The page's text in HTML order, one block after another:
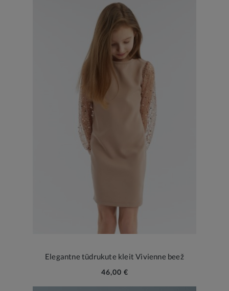
Elegantne tüdrukute kleit Vivienne beež
46,00 €